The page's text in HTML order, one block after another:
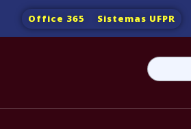
Office 365 Sistemas UFPR
Pesquisar
por: